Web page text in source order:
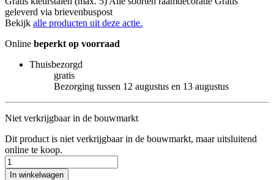
geleverd via brievenbuspost
Bekijk alle producten uit deze actie.
Online beperkt op voorraad
Thuisbezorgd
gratis
Bezorging tussen 12 augustus en 13 augustus
Niet verkrijgbaar in de bouwmarkt
Dit product is niet verkrijgbaar in de bouwmarkt, maar uitsluitend
online te koop.
In winkelwagen